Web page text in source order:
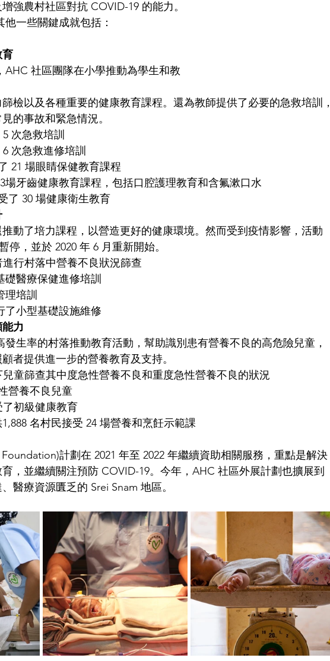
強農村社區對抗 COVID-19 的能力。
一些關鍵成就包括：
育
AHC 社區團隊在小學推動為學生和教
檢以及各種重要的健康教育課程。還為教師提供了必要的急救培訓，
的事故和緊急情況。
次急救培訓
次急救進修培訓
21 場眼睛保健教育課程
場牙齒健康教育課程，包括口腔護理教育和含氟漱口水
了 30 場健康衛生教育
動了培力課程，以營造更好的健康環境。然而受到疫情影響，活動
停，並於 2020 年 6 月重新開始。
行村落中營養不良狀況篩查
礎醫療保健進修培訓
理培訓
了小型基礎設施維修
力
發生率的村落推動教育活動，幫助識別患有營養不良的高危險兒童，
者提供進一步的營養教育及支持。
童篩查其中度急性營養不良和重度急性營養不良的狀況
營養不良兒童
了初級健康教育
名村民接受 24 場營養和烹飪示範課
Foundation)計劃在 2021 年至 2022 年繼續資助相關服務，重點是解決
，並繼續關注預防 COVID-19。今年，AHC 社區外展計劃也擴展到
醫療資源匱乏的 Srei Snam 地區。